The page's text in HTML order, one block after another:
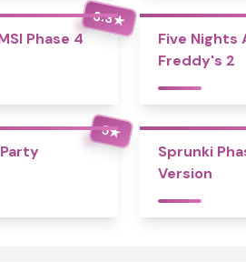
3.3★
Phase 4
Five Nights
Freddy's 2
5★
Sprunki
Version